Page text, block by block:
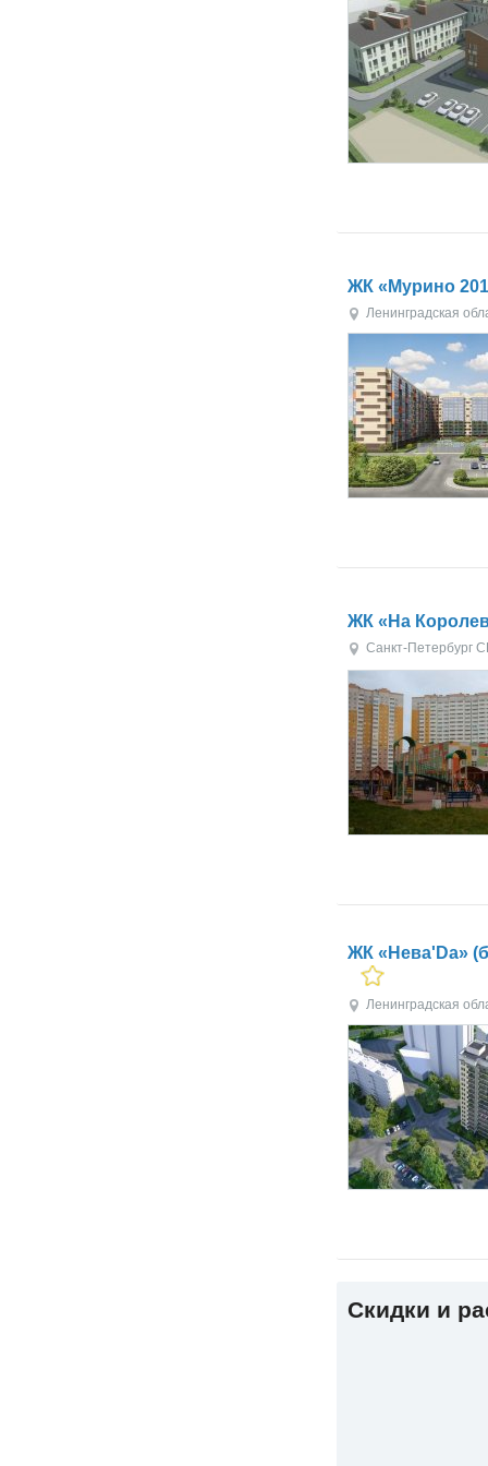
ЖК «Мурино
Ленинградская
ЖК «На
Санкт-Петербург
ЖК «Нева'Da»
Ленинградская
Скидки и